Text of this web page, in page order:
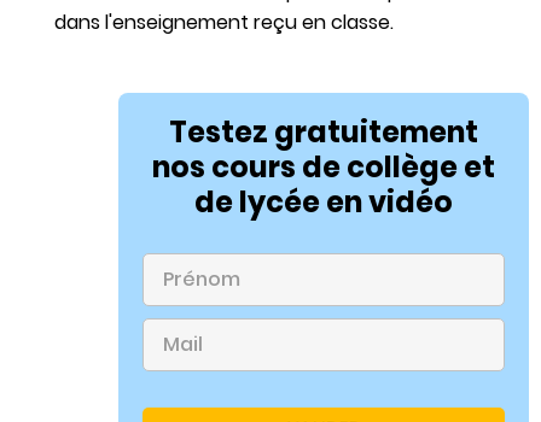
dans l'enseignement reçu en classe.
Testez gratuitement
nos cours de collège et
de lycée en vidéo